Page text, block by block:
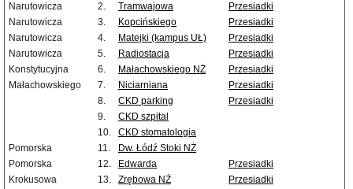
Narutowicza
2. Tramwajowa
Przesiadki
Narutowicza
3. Kopcińskiego
Przesiadki
Narutowicza
4. Matejki (kampus UŁ)
Przesiadki
Narutowicza
5. Radiostacja
Przesiadki
Konstytucyjna
6. Małachowskiego NŻ
Przesiadki
Małachowskiego
7. Niciarniana
Przesiadki
8.
CKD parking
Przesiadki
9.
CKD szpital
10.
CKD stomatologia
Pomorska
11.
Dw. Łódź Stoki NŻ
Pomorska
12. Edwarda
Przesiadki
Krokusowa
13. Zrębowa NŻ
Przesiadki